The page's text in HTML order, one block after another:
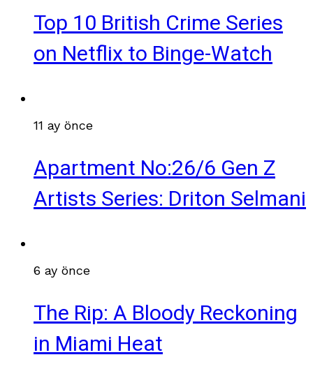
Top 10 British Crime Series
on Netflix to Binge-Watch
11 ay önce
Apartment No:26/6 Gen Z
Artists Series: Driton Selmani
6 ay önce
The Rip: A Bloody Reckoning
in Miami Heat